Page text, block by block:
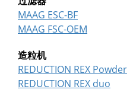
MAAG ESC-BF
MAAG FSC-OEM
造粒机
REDUCTION REX Powder
REDUCTION REX duo